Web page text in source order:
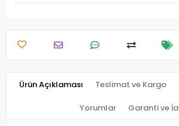
Ürün Açıklaması Teslimat ve Kargo
Yorumlar Garanti ve